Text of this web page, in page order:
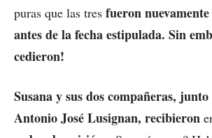
puras que las tres fueron
antes de la fecha estipulada. Sin
cedieron!
Susana y sus dos compañeras, junto
Antonio José Lusignan, recibieron